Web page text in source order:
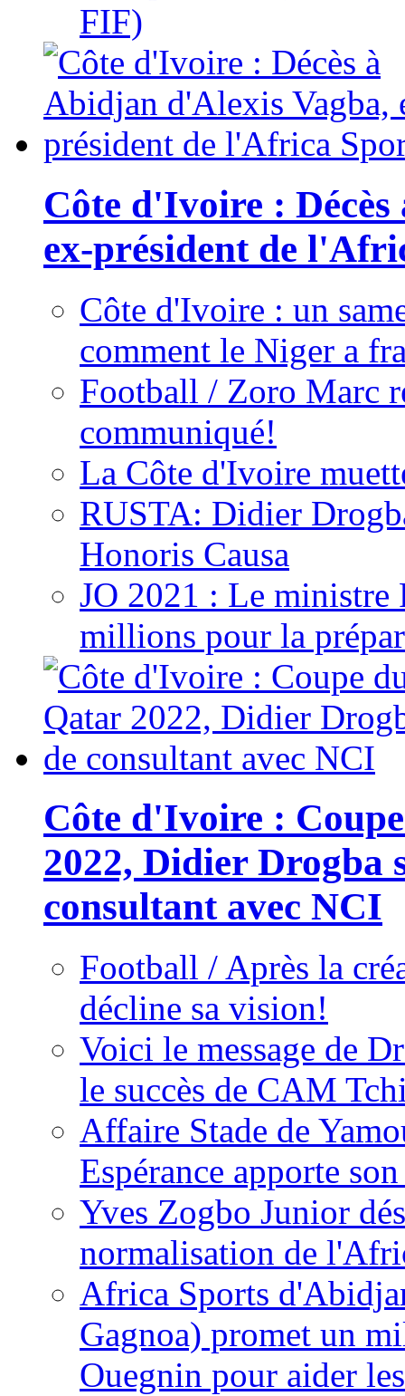
FIF)
Côte d'Ivoire :
ex-président de
Côte d'Ivoire : un
comment le Niger a
Football / Zoro Marc
communiqué!
La Côte d'Ivoire
RUSTA: Didier
Honoris Causa
JO 2021 : Le ministre
millions pour la
Côte d'Ivoire :
2022, Didier Drogba
consultant avec NCI
Football / Après la
décline sa vision!
Voici le message de
le succès de CAM
Affaire Stade de
Espérance apporte
Yves Zogbo Junior
normalisation de
Africa Sports
Gagnoa) promet un
Ouegnin pour aider